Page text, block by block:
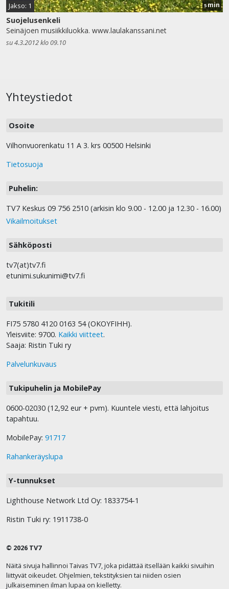
Jakso: 1 5min
Suojelusenkeli
Seinäjoen musiikkiluokka. www.laulakanssani.net
su 4.3.2012 klo 09.10
Yhteystiedot
Osoite
Vilhonvuorenkatu 11 A 3. krs 00500 Helsinki
Tietosuoja
Puhelin:
TV7 Keskus 09 756 2510 (arkisin klo 9.00 - 12.00 ja 12.30 - 16.00)
Vikailmoitukset
Sähköposti
tv7(at)tv7.fi
etunimi.sukunimi@tv7.fi
Tukitili
FI75 5780 4120 0163 54 (OKOYFIHH).
Yleisviite: 9700. Kaikki viitteet.
Saaja: Ristin Tuki ry
Palvelunkuvaus
Tukipuhelin ja MobilePay
0600-02030 (12,92 eur + pvm). Kuuntele viesti, että lahjoitus
tapahtuu.
MobilePay: 91717
Rahankeräyslupa
Y-tunnukset
Lighthouse Network Ltd Oy: 1833754-1
Ristin Tuki ry: 1911738-0
© 2026 TV7
Näitä sivuja hallinnoi Taivas TV7, joka pidättää itsellään kaikki sivuihin
liittyvät oikeudet. Ohjelmien, tekstityksien tai niiden osien
julkaiseminen ilman lupaa on kielletty.